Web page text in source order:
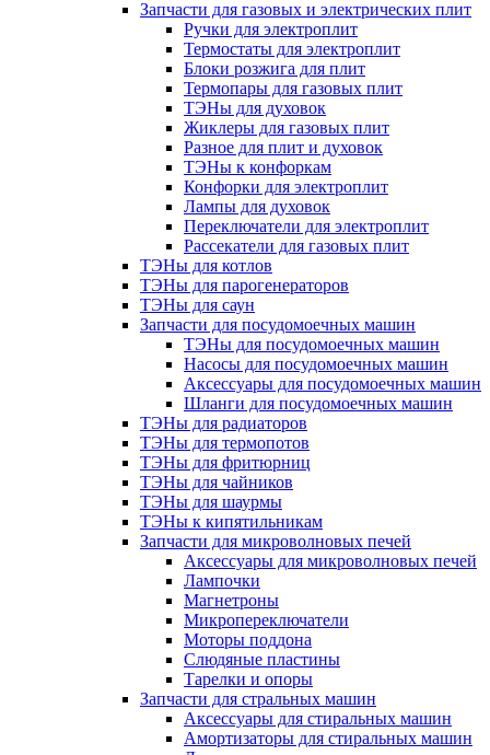
Запчасти для газовых и электрических плит
Ручки для электроплит
Термостаты для электроплит
Блоки розжига для плит
Термопары для газовых плит
ТЭНы для духовок
Жиклеры для газовых плит
Разное для плит и духовок
ТЭНы к конфоркам
Конфорки для электроплит
Лампы для духовок
Переключатели для электроплит
Рассекатели для газовых плит
ТЭНы для котлов
ТЭНы для парогенераторов
ТЭНы для саун
Запчасти для посудомоечных машин
ТЭНы для посудомоечных машин
Насосы для посудомоечных машин
Аксессуары для посудомоечных машин
Шланги для посудомоечных машин
ТЭНы для радиаторов
ТЭНы для термопотов
ТЭНы для фритюрниц
ТЭНы для чайников
ТЭНы для шаурмы
ТЭНы к кипятильникам
Запчасти для микроволновых печей
Аксессуары для микроволновых печей
Лампочки
Магнетроны
Микропереключатели
Моторы поддона
Слюдяные пластины
Тарелки и опоры
Запчасти для стральных машин
Аксессуары для стиральных машин
Амортизаторы для стиральных машин